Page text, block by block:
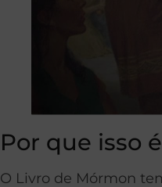
Por que isso
O Livro de Mórmon